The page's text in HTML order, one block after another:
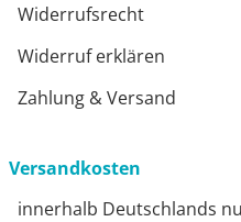
Widerrufsrecht
Widerruf erklären
Zahlung & Versand
Versandkosten
innerhalb Deutschlands